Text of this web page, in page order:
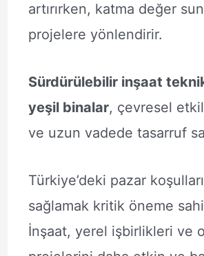
artırırken, katma değer
projelere yönlendirir.
Sürdürülebilir inşaat
yeşil binalar, çevresel
ve uzun vadede tasarruf
Türkiye’deki pazar
sağlamak kritik öneme
İnşaat, yerel işbirlikleri ve